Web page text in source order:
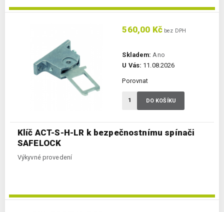
Klíč ACT-S-H-LR k bezpečnostnímu spínači
SAFELOCK
Výkyvné provedení
560,00 Kč bez DPH
Skladem: Ano
U Vás: 11.08.2026
Porovnat
DO KOŠÍKU